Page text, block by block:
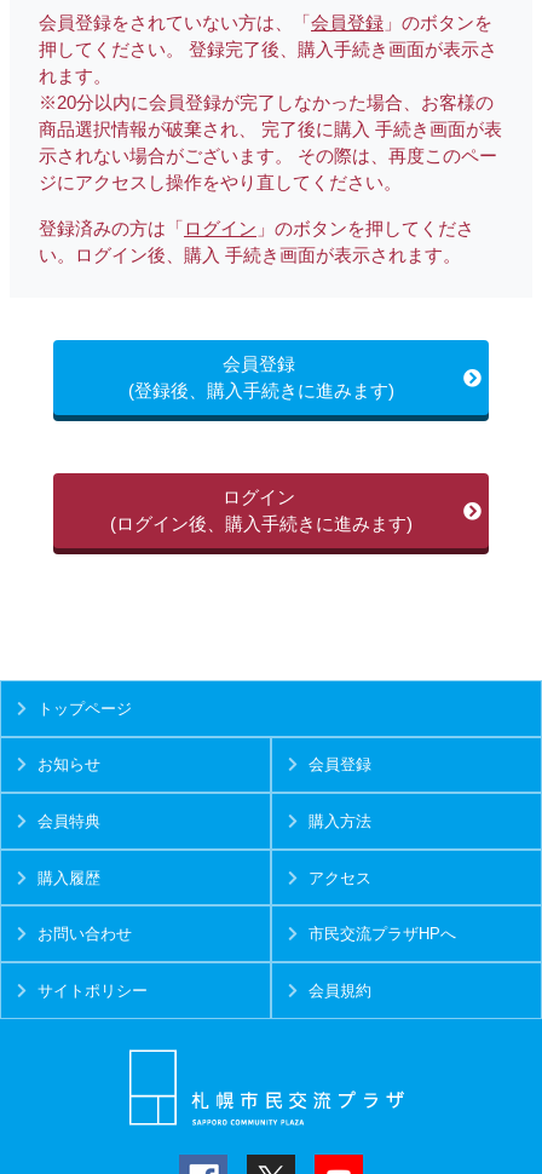
会員登録をされていない方は、「会員登録 」のボタンを
押してください。 登録完了後、購入手続き画面が表示さ
れます。
※20分以内に会員登録が完了しなかった場合、お客様の
商品選択情報が破棄され、 完了後に購入 手続き画面が表
示されない場合がございます。 その際は、再度このペー
ジにアクセスし操作をやり直してください。
登録済みの方は「ログイン 」のボタンを押してくださ
い。ログイン後、購入 手続き画面が表示されます。
会員登録
(登録後、購入手続きに進みます)
ログイン
(ログイン後、購入手続きに進みます)
トップページ
お知らせ 会員登録
会員特典 購入方法
購入履歴 アクセス
お問い合わせ 市民交流プラザHPへ
サイトポリシー 会員規約